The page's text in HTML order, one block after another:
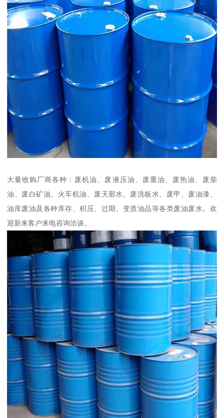
大量收购厂商各种：废机油、废液压油、废重油、废热油、废柴
油、废白矿油、火车机油、废天那水、废洗板水、废甲、废油漆、
油库废油及各种库存、积压、过期、变质油品等各类废油废水。欢
迎新来客户来电咨询洽谈。